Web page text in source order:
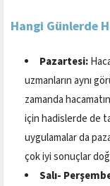
Hangi Günlerde
Pazartesi:
uzmanların aynı
zamanda
için hadislerde de
uygulamalar da
çok iyi sonuçlar
Salı-